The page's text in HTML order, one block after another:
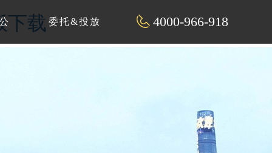
下载 4000-966-918
委托&投放